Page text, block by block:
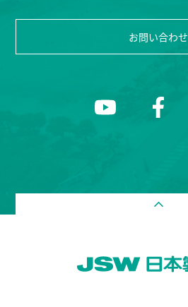
お問い合わせ